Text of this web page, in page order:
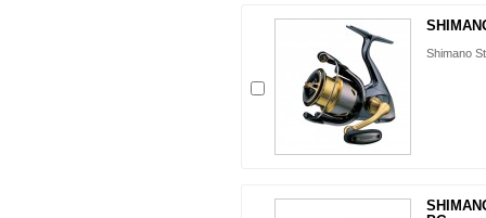
Shimano